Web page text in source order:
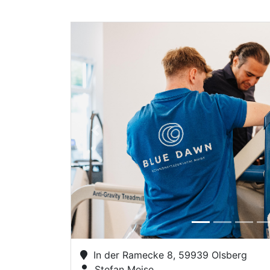
Previous
In der Ramecke 8, 59939 Olsberg